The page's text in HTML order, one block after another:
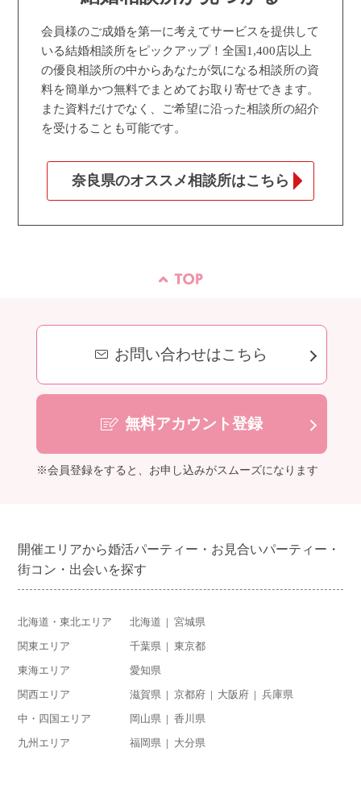
会員様のご成婚を第一に考えてサービスを提供して
いる結婚相談所をピックアップ！全国1,400店以上
の優良相談所の中からあなたが気になる相談所の資
料を簡単かつ無料でまとめてお取り寄せできます。
また資料だけでなく、ご希望に沿った相談所の紹介
を受けることも可能です。
奈良県のオススメ相談所はこちら
お問い合わせはこちら
無料アカウント登録
※会員登録をすると、お申し込みがスムーズになります
開催エリアから婚活パーティー・お見合いパーティー・
街コン・出会いを探す
北海道・東北エリア 北海道 宮城県
関東エリア 千葉県 東京都
東海エリア 愛知県
関西エリア 滋賀県 京都府 大阪府 兵庫県
中・四国エリア 岡山県 香川県
九州エリア 福岡県 大分県